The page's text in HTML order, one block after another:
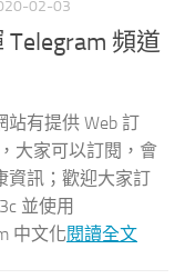
02-03
Telegram 頻道
站有提供 Web 訂
大家可以訂閱，會
資訊；歡迎大家訂
並使用
中文化閱讀全文